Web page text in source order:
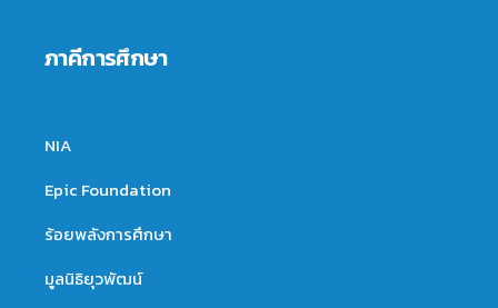
ภาคีการศึกษา
NIA
Epic Foundation
ร้อยพลังการศึกษา
มูลนิธิยุวพัฒน์